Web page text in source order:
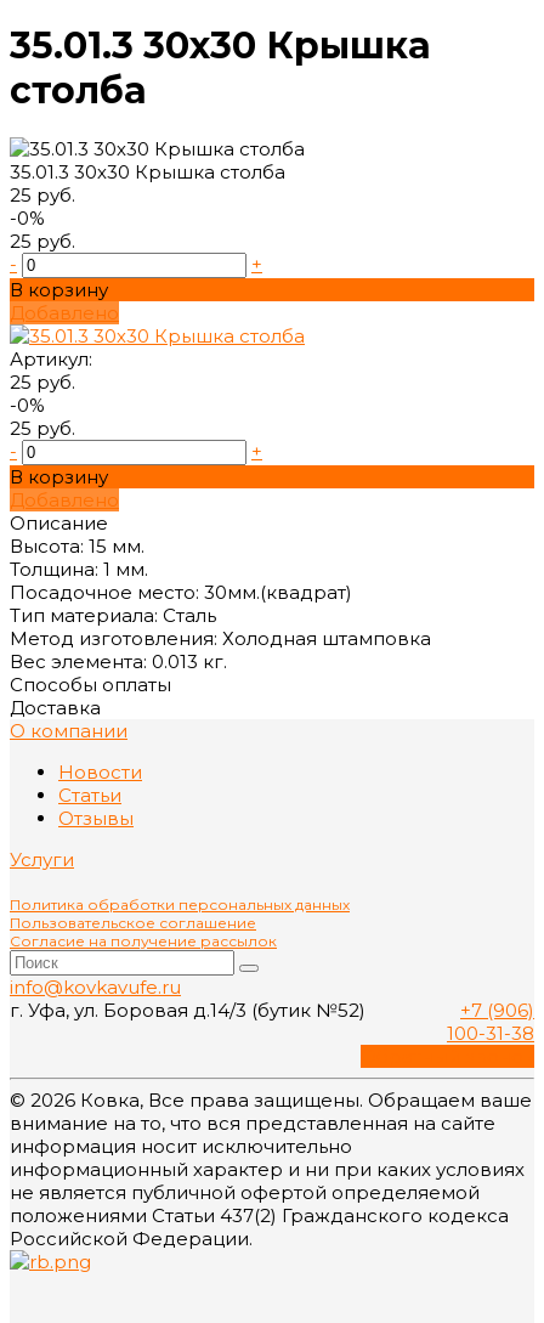
35.01.3 30х30 Крышка
столба
35.01.3 30х30 Крышка столба
25 руб.
-0%
25 руб.
-
+
В корзину
Добавлено
Артикул:
25 руб.
-0%
25 руб.
-
+
В корзину
Добавлено
Описание
Высота: 15 мм.
Толщина: 1 мм.
Посадочное место: 30мм.(квадрат)
Тип материала: Сталь
Метод изготовления: Холодная штамповка
Вес элемента: 0.013 кг.
Способы оплаты
Доставка
О компании
Новости
Статьи
Отзывы
Услуги
Политика обработки персональных данных
Пользовательское соглашение
Согласие на получение рассылок
info@kovkavufe.ru
г. Уфа, ул. Боровая д.14/3 (бутик №52)
+7 (906)
100-31-38
© 2026 Ковка, Все права защищены. Обращаем ваше
внимание на то, что вся представленная на сайте
информация носит исключительно
информационный характер и ни при каких условиях
не является публичной офертой определяемой
положениями Статьи 437(2) Гражданского кодекса
Российской Федерации.